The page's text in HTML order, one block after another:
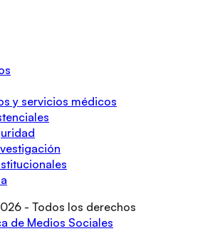
y servicios médicos
- Todos los derechos
de Medios Sociales